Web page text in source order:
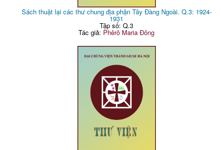
Sách thuật lại các thư chung địa phận Tây Đàng Ngoài. Q.3: 1924-
1931
Tập số: Q.3
Tác giả: Phêrô Maria Đông